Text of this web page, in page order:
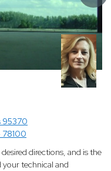
95370
directions, and is the
your technical and